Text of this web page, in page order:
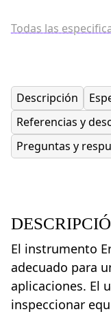
Todas las
Descripción
Referencias y
Preguntas y
El instrumento
adecuado para
aplicaciones. El
inspeccionar